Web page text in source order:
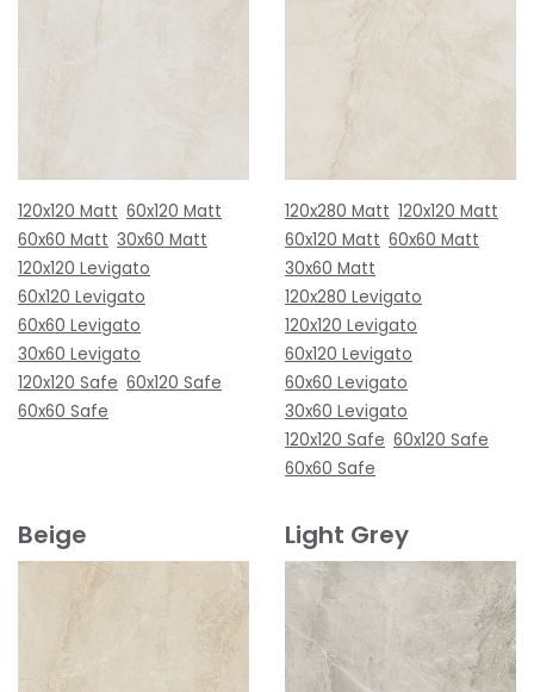
120x120 Matt 60x120 Matt
60x60 Matt 30x60 Matt
120x120 Levigato
60x120 Levigato
60x60 Levigato
30x60 Levigato
120x120 Safe 60x120 Safe
60x60 Safe
120x280 Matt 120x120 Matt
60x120 Matt 60x60 Matt
30x60 Matt
120x280 Levigato
120x120 Levigato
60x120 Levigato
60x60 Levigato
30x60 Levigato
120x120 Safe 60x120 Safe
60x60 Safe
Beige Light Grey